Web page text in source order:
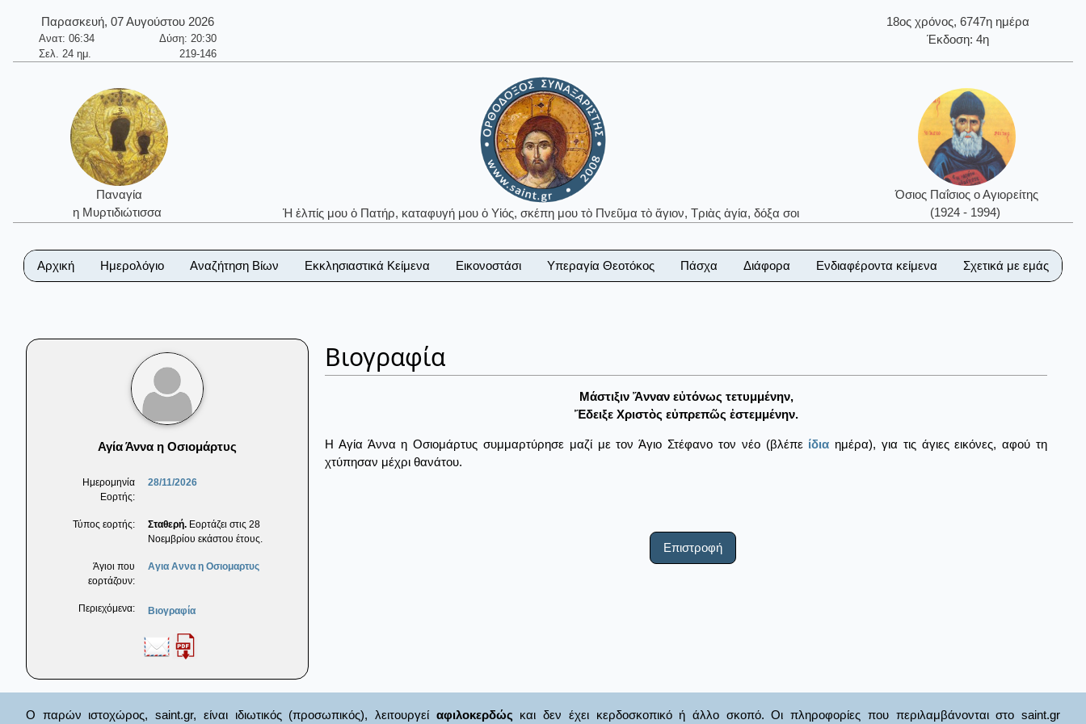
Παρασκευή, 07 Αυγούστου 2026
Ανατ: 06:34
Δύση: 20:30
Σελ. 24 ημ.
219-146
18ος χρόνος, 6747η ημέρα
Έκδοση: 4η
Παναγία
η Μυρτιδιώτισσα
Ἡ ἐλπίς μου ὁ Πατήρ, καταφυγή μου ὁ Υἱός, σκέπη μου τὸ Πνεῦμα τὸ ἅγιον, Τριὰς ἁγία, δόξα σοι
Όσιος Παΐσιος ο Αγιορείτης
(1924 - 1994)
Αρχική Ημερολόγιο Αναζήτηση Βίων Εκκλησιαστικά Κείμενα Εικονοστάσι Υπεραγία Θεοτόκος Πάσχα Διάφορα Ενδιαφέροντα κείμενα Σχετικά με εμάς
Αγία Άννα η Οσιομάρτυς
Ημερομηνία
Εορτής:
28/11/2026
Τύπος εορτής: Σταθερή. Εορτάζει στις 28
Νοεμβρίου εκάστου έτους.
Άγιοι που
εορτάζουν:
Αγια Αννα η Οσιομαρτυς
Περιεχόμενα: Βιογραφία
Βιογραφία
Μάστιξιν Ἄνναν εὐτόνως τετυμμένην,
Ἔδειξε Χριστὸς εὐπρεπῶς ἐστεμμένην.
Η Αγία Άννα η Οσιομάρτυς συμμαρτύρησε μαζί με τον Άγιο Στέφανο τον νέο (βλέπε ίδια ημέρα), για τις άγιες εικόνες, αφού τη
χτύπησαν μέχρι θανάτου.
Επιστροφή
Ο παρών ιστοχώρος, saint.gr, είναι ιδιωτικός (προσωπικός), λειτουργεί αφιλοκερδώς και δεν έχει κερδοσκοπικό ή άλλο σκοπό. Οι πληροφορίες που περιλαμβάνονται στο saint.gr